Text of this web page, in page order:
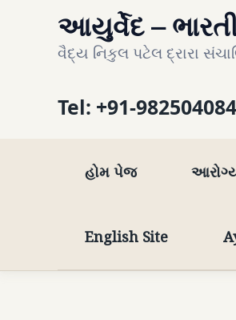
આયુર્વેદ –
વૈદ્ય નિકુલ પટેલ દ્રારા
Tel: +91-
હોમ પેજ આરોગ્ય
English Site